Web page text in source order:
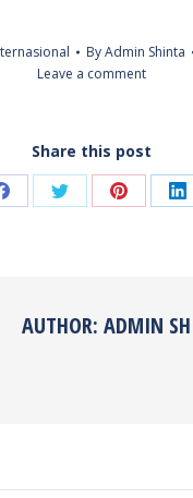
ByAdmin Shinta
Leave a comment
Share this post
Share Share Share
AUTHOR: ADMIN